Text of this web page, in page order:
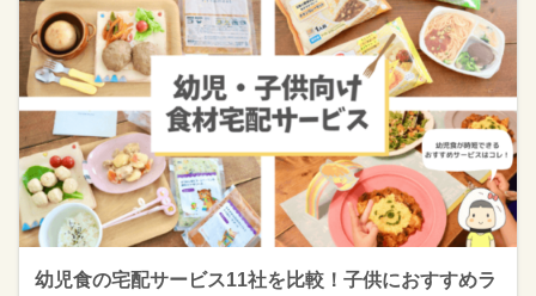
幼児食の宅配サービス11社を比較！子供におすすめラ